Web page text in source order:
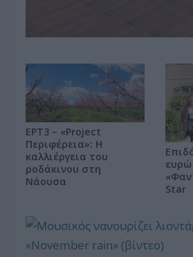
ΕΡΤ3 – «Project
Περιφέρεια»: Η
καλλιέργεια του
ροδάκινου στη
Νάουσα
ευρώ
Star